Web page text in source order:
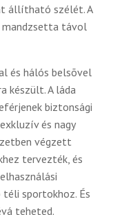
állítható szélét. A
távol
és hálós belsõvel
készült. A láda
biztonsági
és nagy
végzett
tervezték, és
sportokhoz. És
teheted.